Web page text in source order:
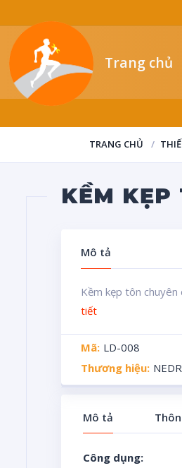
Trang chủ
TRANG CHỦ
KỀM KẸP
Mô tả
Kềm kẹp tôn
tiết
Mã: LD-008
Thương hiệu:
Mô tả
Công dụng: